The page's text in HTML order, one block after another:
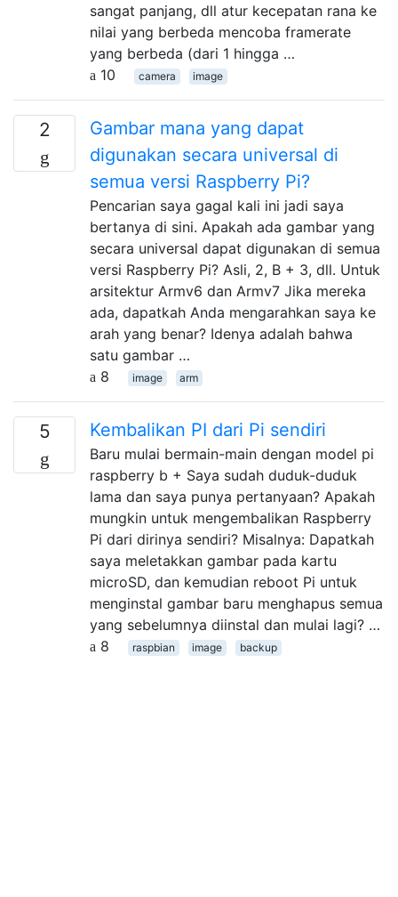
sangat panjang, dll atur kecepatan rana ke
nilai yang berbeda mencoba framerate
yang berbeda (dari 1 hingga …
10
camera image
2
Gambar mana yang dapat
digunakan secara universal di
semua versi Raspberry Pi?
Pencarian saya gagal kali ini jadi saya
bertanya di sini. Apakah ada gambar yang
secara universal dapat digunakan di semua
versi Raspberry Pi? Asli, 2, B + 3, dll. Untuk
arsitektur Armv6 dan Armv7 Jika mereka
ada, dapatkah Anda mengarahkan saya ke
arah yang benar? Idenya adalah bahwa
satu gambar …
8
image arm
5 Kembalikan PI dari Pi sendiri
Baru mulai bermain-main dengan model pi
raspberry b + Saya sudah duduk-duduk
lama dan saya punya pertanyaan? Apakah
mungkin untuk mengembalikan Raspberry
Pi dari dirinya sendiri? Misalnya: Dapatkah
saya meletakkan gambar pada kartu
microSD, dan kemudian reboot Pi untuk
menginstal gambar baru menghapus semua
yang sebelumnya diinstal dan mulai lagi? …
8
raspbian image backup